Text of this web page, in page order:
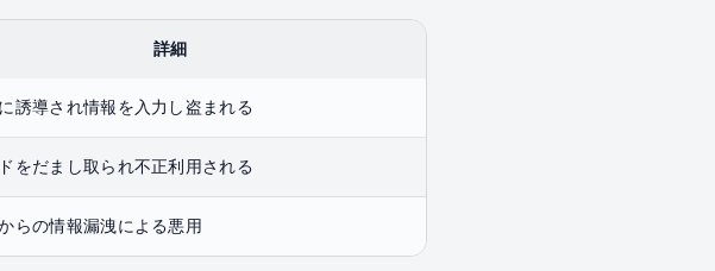
詳細
誘導され情報を入力し盗まれる
をだまし取られ不正利用される
らの情報漏洩による悪用